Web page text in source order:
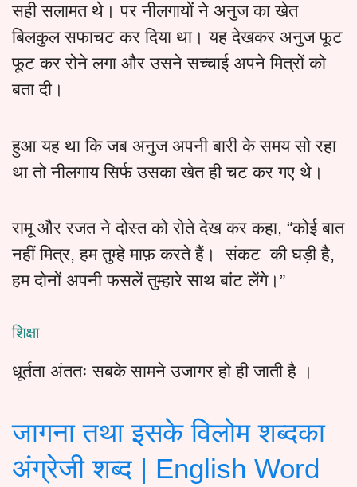
सही सलामत थे। पर नीलगायों ने अनुज का खेत
बिलकुल सफाचट कर दिया था। यह देखकर अनुज फूट
फूट कर रोने लगा और उसने सच्चाई अपने मित्रों को
बता दी।
हुआ यह था कि जब अनुज अपनी बारी के समय सो रहा
था तो नीलगाय सिर्फ उसका खेत ही चट कर गए थे।
रामू और रजत ने दोस्त को रोते देख कर कहा, “कोई बात
नहीं मित्र, हम तुम्हे माफ़ करते हैं। संकट की घड़ी है,
हम दोनों अपनी फसलें तुम्हारे साथ बांट लेंगे।”
शिक्षा
धूर्तता अंततः सबके सामने उजागर हो ही जाती है ।
जागना तथा इसके विलोम शब्दका
अंग्रेजी शब्द | English Word